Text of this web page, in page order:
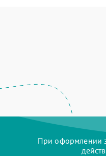
При оформлении